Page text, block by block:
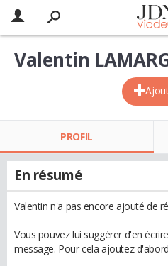
Valentin
PROFIL
En résumé
Valentin n'a pas encore ajouté de
Vous pouvez lui suggérer d'en
message. Pour cela ajoutez